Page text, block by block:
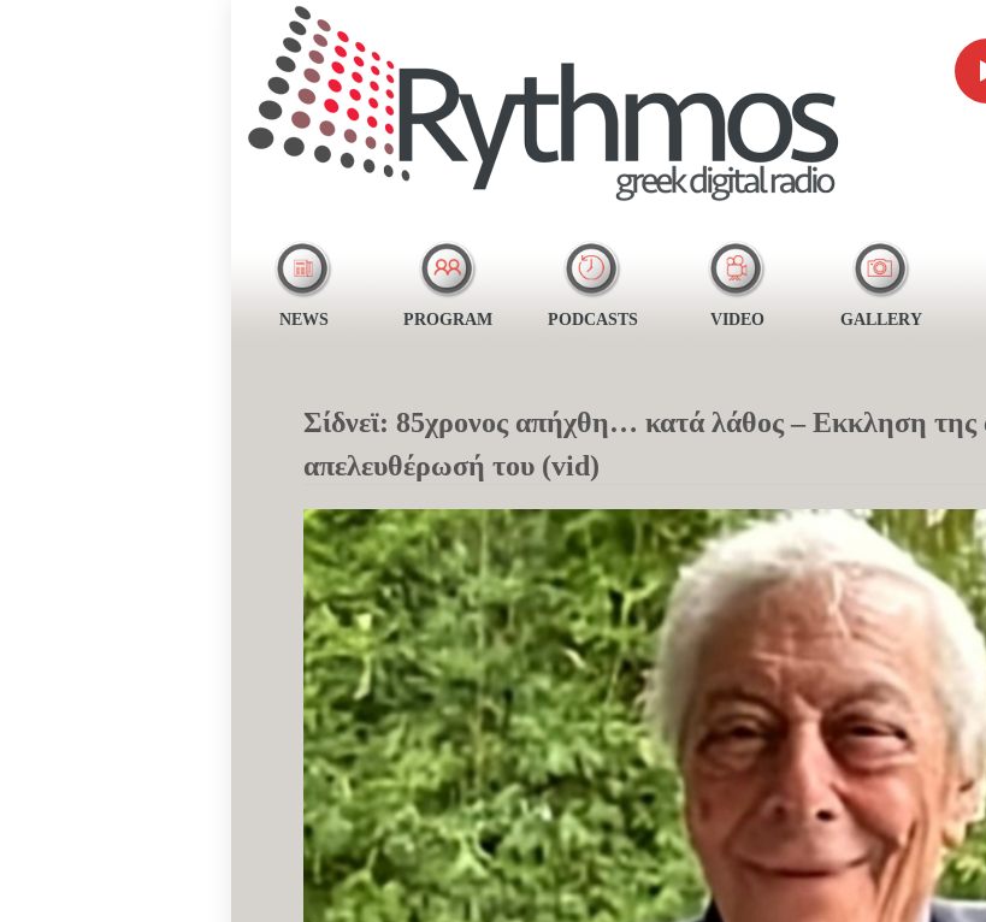
NEWS PROGRAM PODCASTS VIDEO GALLERY
Σίδνεϊ: 85χρονος απήχθη… κατά λάθος – Εκκληση της
απελευθέρωσή του (vid)